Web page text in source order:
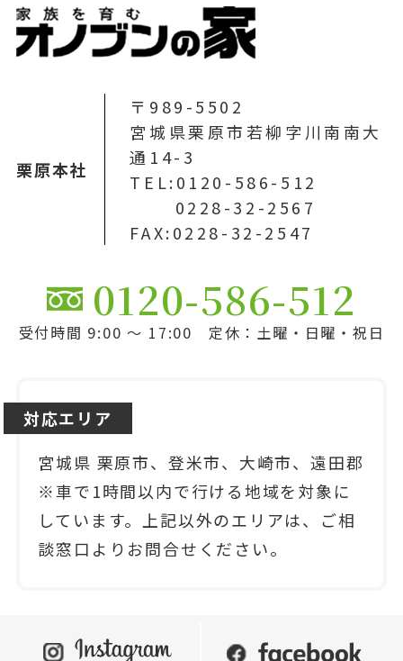
栗原本社
〒989-5502
宮城県栗原市若柳字川南南大
通14-3
TEL:0120-586-512
0228-32-2567
FAX:0228-32-2547
0120-586-512
受付時間 9:00 ～ 17:00 定休：土曜・日曜・祝日
対応エリア
宮城県 栗原市、登米市、大崎市、遠田郡
※車で1時間以内で行ける地域を対象に
しています。上記以外のエリアは、ご相
談窓口よりお問合せください。